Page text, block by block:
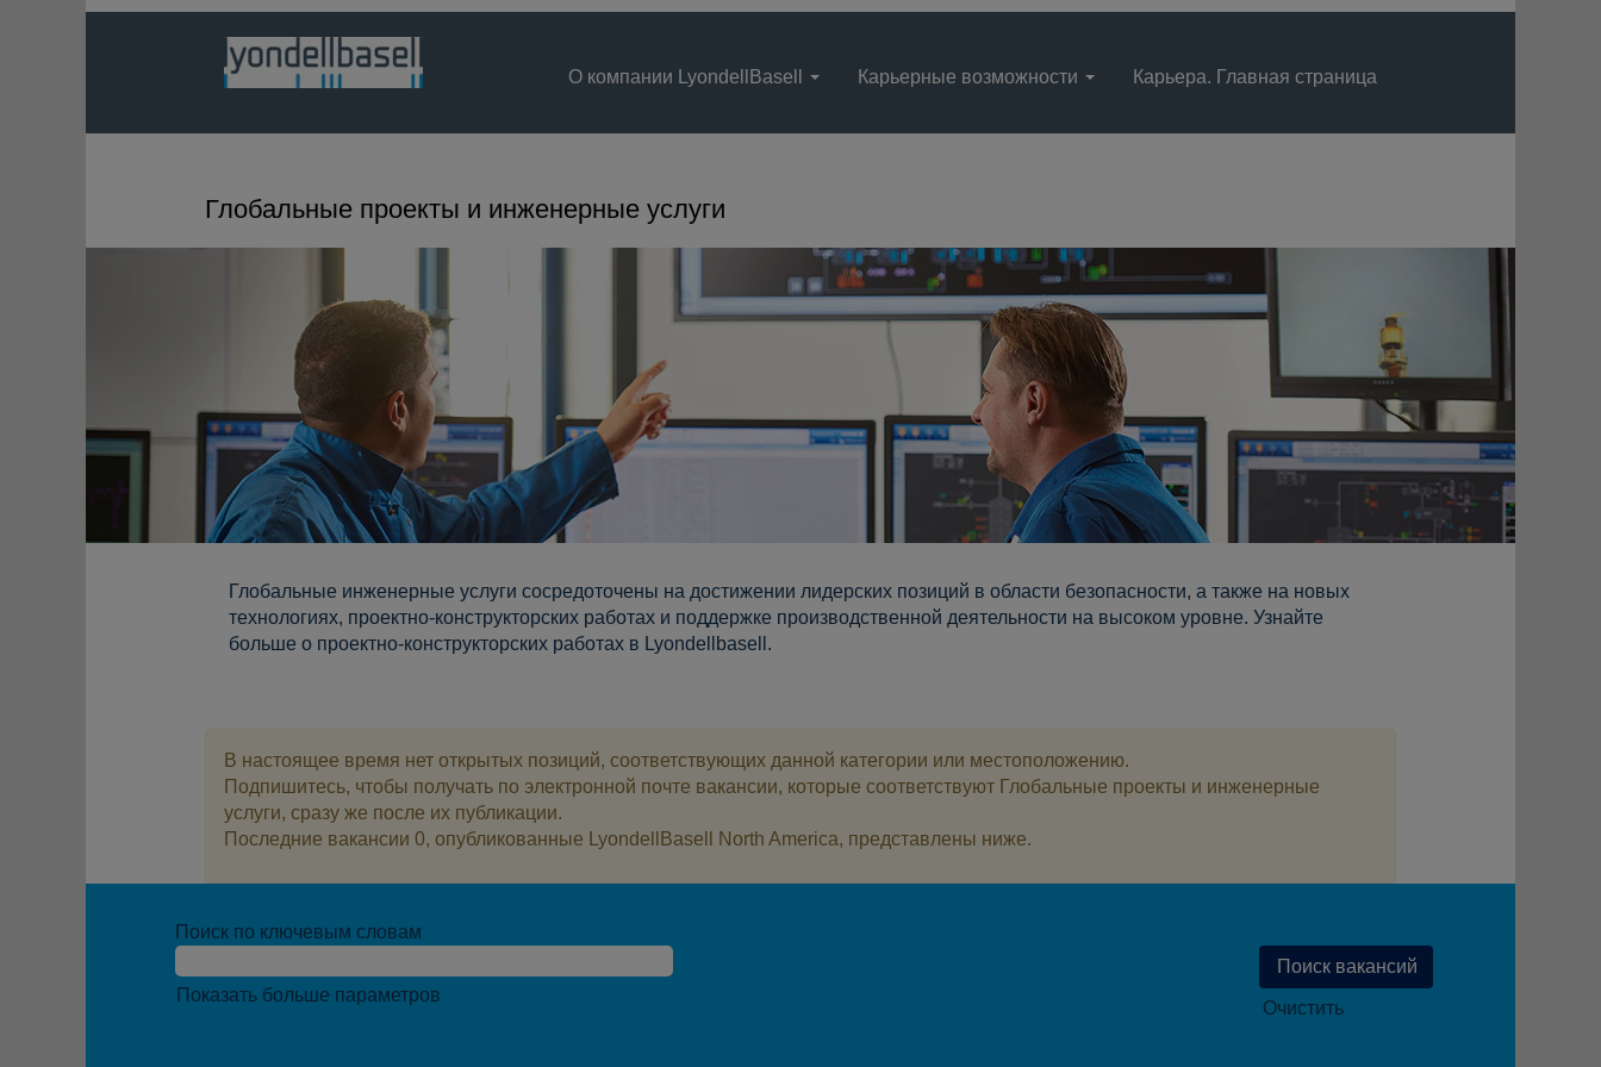
О компании LyondellBasell Карьерные возможности Карьера. Главная страница
Глобальные проекты и инженерные услуги
Глобальные инженерные услуги сосредоточены на достижении лидерских позиций в области безопасности, а также на новых
технологиях, проектно-конструкторских работах и поддержке производственной деятельности на высоком уровне. Узнайте
больше о проектно-конструкторских работах в Lyondellbasell.
В настоящее время нет открытых позиций, соответствующих данной категории или местоположению.
Подпишитесь, чтобы получать по электронной почте вакансии, которые соответствуют Глобальные проекты и инженерные
услуги, сразу же после их публикации.
Последние вакансии 0, опубликованные LyondellBasell North America, представлены ниже.
Поиск по ключевым словам
Показать больше параметров
Очистить